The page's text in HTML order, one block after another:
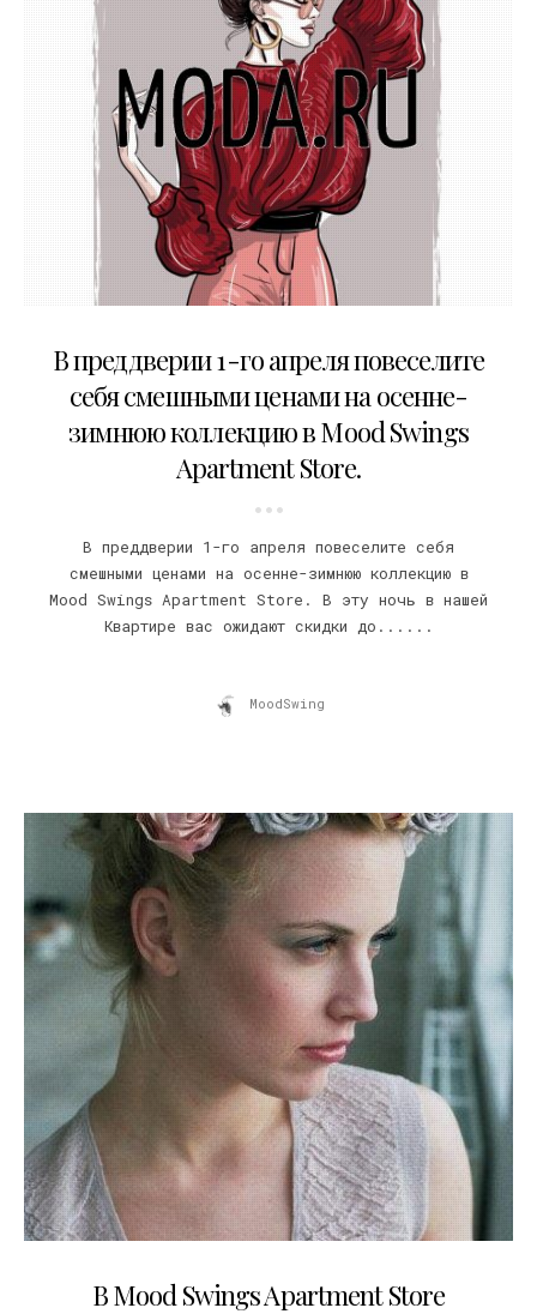
В преддверии 1-го апреля повеселите
себя смешными ценами на осенне-
зимнюю коллекцию в Mood Swings
Apartment Store.
В преддверии 1-го апреля повеселите себя
смешными ценами на осенне-зимнюю коллекцию в
Mood Swings Apartment Store. В эту ночь в нашей
Квартире вас ожидают скидки до......
MoodSwing
В Mood Swings Apartment Store